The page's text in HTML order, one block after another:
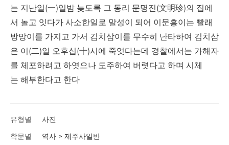
는 지난일(一)일밤 늦도록 그 동리 문명진(文明珍)의 집에
서 놀고 잇다가 사소한일로 말성이 되어 이문흥이는 빨래
방망이를 가지고 가서 김치삼이를 무수히 난타하여 김치삼
은 이(二)일 오후십(十)시에 죽엇다는데 경찰에서는 가해자
를 체포하려고 하엿으나 도주하여 버렷다고 하며 시체
는 해부한다고 한다
유형별
사진
학문별
역사 > 제주사일반